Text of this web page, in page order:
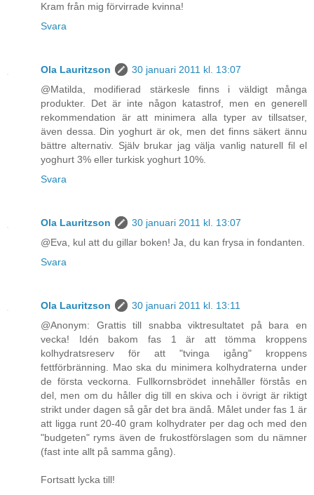
Kram från mig förvirrade kvinna!
Svara
Ola Lauritzson
30 januari 2011 kl. 13:07
@Matilda, modifierad stärkesle finns i väldigt många
produkter. Det är inte någon katastrof, men en generell
rekommendation är att minimera alla typer av tillsatser,
även dessa. Din yoghurt är ok, men det finns säkert ännu
bättre alternativ. Själv brukar jag välja vanlig naturell fil el
yoghurt 3% eller turkisk yoghurt 10%.
Svara
Ola Lauritzson
30 januari 2011 kl. 13:07
@Eva, kul att du gillar boken! Ja, du kan frysa in fondanten.
Svara
Ola Lauritzson
30 januari 2011 kl. 13:11
@Anonym: Grattis till snabba viktresultatet på bara en
vecka! Idén bakom fas 1 är att tömma kroppens
kolhydratsreserv för att "tvinga igång" kroppens
fettförbränning. Mao ska du minimera kolhydraterna under
de första veckorna. Fullkornsbrödet innehåller förstås en
del, men om du håller dig till en skiva och i övrigt är riktigt
strikt under dagen så går det bra ändå. Målet under fas 1 är
att ligga runt 20-40 gram kolhydrater per dag och med den
"budgeten" ryms även de frukostförslagen som du nämner
(fast inte allt på samma gång).
Fortsatt lycka till!